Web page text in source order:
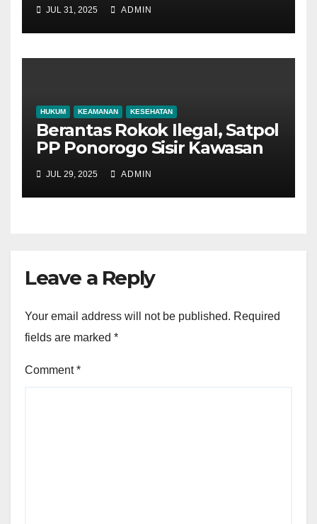
JUL 31, 2025 ADMIN
HUKUM KEAMANAN KESEHATAN
Berantas Rokok Ilegal, Satpol
PP Ponorogo Sisir Kawasan
JUL 29, 2025 ADMIN
Leave a Reply
Your email address will not be published. Required
fields are marked *
Comment*